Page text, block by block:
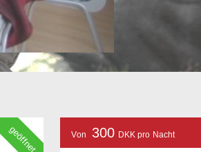
geöffnet Von 300 DKK pro Nacht